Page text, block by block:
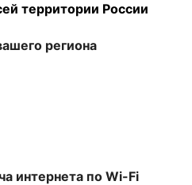
территории России
региона
интернета по Wi-Fi